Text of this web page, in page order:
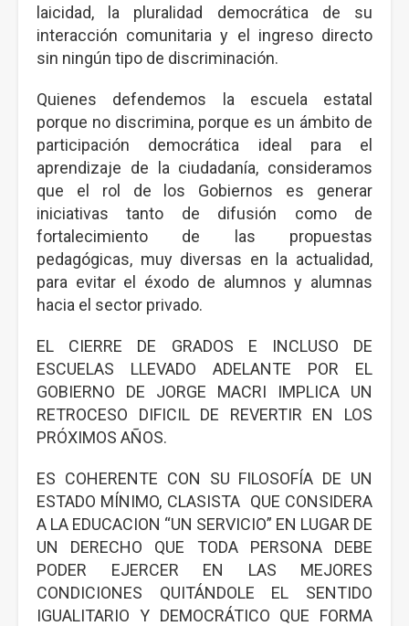
laicidad, la pluralidad democrática de su
interacción comunitaria y el ingreso directo
sin ningún tipo de discriminación.
Quienes defendemos la escuela estatal
porque no discrimina, porque es un ámbito de
participación democrática ideal para el
aprendizaje de la ciudadanía, consideramos
que el rol de los Gobiernos es generar
iniciativas tanto de difusión como de
fortalecimiento de las propuestas
pedagógicas, muy diversas en la actualidad,
para evitar el éxodo de alumnos y alumnas
hacia el sector privado.
EL CIERRE DE GRADOS E INCLUSO DE
ESCUELAS LLEVADO ADELANTE POR EL
GOBIERNO DE JORGE MACRI IMPLICA UN
RETROCESO DIFICIL DE REVERTIR EN LOS
PRÓXIMOS AÑOS.
ES COHERENTE CON SU FILOSOFÍA DE UN
ESTADO MÍNIMO, CLASISTA QUE CONSIDERA
A LA EDUCACION “UN SERVICIO” EN LUGAR DE
UN DERECHO QUE TODA PERSONA DEBE
PODER EJERCER EN LAS MEJORES
CONDICIONES QUITÁNDOLE EL SENTIDO
IGUALITARIO Y DEMOCRÁTICO QUE FORMA